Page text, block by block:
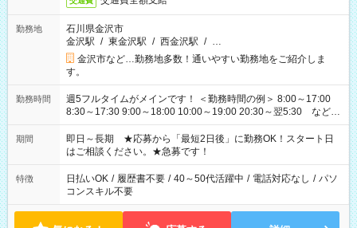
勤務地
石川県金沢市
金沢駅 / 東金沢駅 / 西金沢駅 / …
金沢市など…勤務地多数！通いやすい勤務地をご紹介しま
す。
勤務時間
週5フルタイムがメインです！ ＜勤務時間の例＞ 8:00～17:00
8:30～17:30 9:00～18:00 10:00～19:00 20:30～翌5:30 など ★
その他にも勤務時間多数！ 日勤のみ、残業なし、交替制など
ご希望を教えてください！
期間
即日～長期 ★応募から「最短2日後」に勤務OK！スタート日
はご相談ください。★急募です！
特徴 日払いOK / 履歴書不要 / 40～50代活躍中 / 電話対応なし / パソ
コンスキル不要